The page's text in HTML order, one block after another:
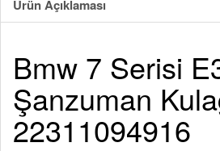
Ürün Açıklaması
Bmw 7 Serisi
Şanzuman
22311094916